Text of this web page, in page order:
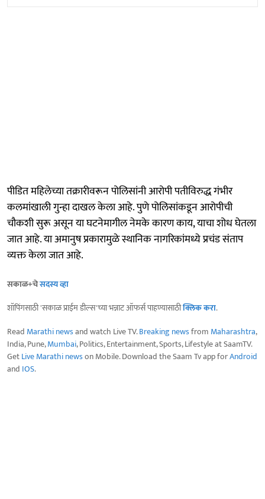
पीडित महिलेच्या तक्रारीवरून पोलिसांनी आरोपी पतीविरुद्ध गंभीर
कलमांखाली गुन्हा दाखल केला आहे. पुणे पोलिसांकडून आरोपीची
चौकशी सुरू असून या घटनेमागील नेमके कारण काय, याचा शोध घेतला
जात आहे. या अमानुष प्रकारामुळे स्थानिक नागरिकांमध्ये प्रचंड संताप
व्यक्त केला जात आहे.
सकाळ+चेसदस्य व्हा
शॉपिंगसाठी 'सकाळ प्राईम डील्स'च्या भन्नाट ऑफर्स पाहण्यासाठीक्लिक करा.
Read Marathi newsand watch Live TV.Breaking newsfrom Maharashtra,
India, Pune,Mumbai, Politics, Entertainment, Sports, Lifestyle at SaamTV.
GetLive Marathi newson Mobile. Download the Saam Tv app forAndroid
and IOS.